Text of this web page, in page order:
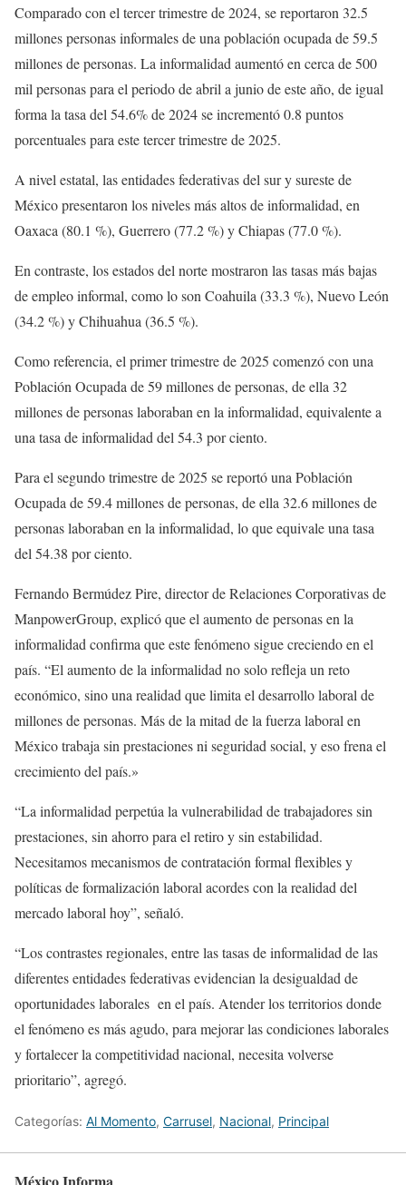
Comparado con el tercer trimestre de 2024, se reportaron 32.5
millones personas informales de una población ocupada de 59.5
millones de personas. La informalidad aumentó en cerca de 500
mil personas para el periodo de abril a junio de este año, de igual
forma la tasa del 54.6% de 2024 se incrementó 0.8 puntos
porcentuales para este tercer trimestre de 2025.
A nivel estatal, las entidades federativas del sur y sureste de
México presentaron los niveles más altos de informalidad, en
Oaxaca (80.1 %), Guerrero (77.2 %) y Chiapas (77.0 %).
En contraste, los estados del norte mostraron las tasas más bajas
de empleo informal, como lo son Coahuila (33.3 %), Nuevo León
(34.2 %) y Chihuahua (36.5 %).
Como referencia, el primer trimestre de 2025 comenzó con una
Población Ocupada de 59 millones de personas, de ella 32
millones de personas laboraban en la informalidad, equivalente a
una tasa de informalidad del 54.3 por ciento.
Para el segundo trimestre de 2025 se reportó una Población
Ocupada de 59.4 millones de personas, de ella 32.6 millones de
personas laboraban en la informalidad, lo que equivale una tasa
del 54.38 por ciento.
Fernando Bermúdez Pire, director de Relaciones Corporativas de
ManpowerGroup, explicó que el aumento de personas en la
informalidad confirma que este fenómeno sigue creciendo en el
país. “El aumento de la informalidad no solo refleja un reto
económico, sino una realidad que limita el desarrollo laboral de
millones de personas. Más de la mitad de la fuerza laboral en
México trabaja sin prestaciones ni seguridad social, y eso frena el
crecimiento del país.»
“La informalidad perpetúa la vulnerabilidad de trabajadores sin
prestaciones, sin ahorro para el retiro y sin estabilidad.
Necesitamos mecanismos de contratación formal flexibles y
políticas de formalización laboral acordes con la realidad del
mercado laboral hoy”, señaló.
“Los contrastes regionales, entre las tasas de informalidad de las
diferentes entidades federativas evidencian la desigualdad de
oportunidades laborales en el país. Atender los territorios donde
el fenómeno es más agudo, para mejorar las condiciones laborales
y fortalecer la competitividad nacional, necesita volverse
prioritario”, agregó.
Categorías: Al Momento, Carrusel, Nacional, Principal
México Informa